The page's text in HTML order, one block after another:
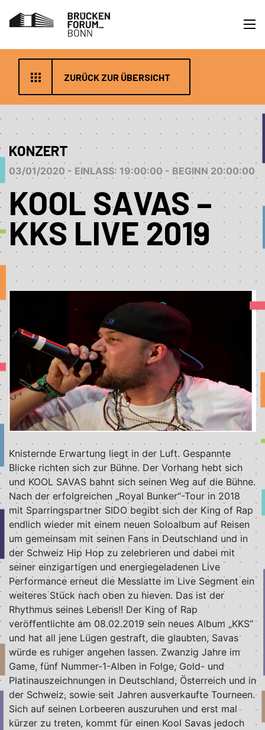
ZURÜCK ZUR ÜBERSICHT
KONZERT
03/01/2020 - EINLASS: 19:00:00 - BEGINN 20:00:00
KOOL SAVAS –
KKS LIVE 2019
Knisternde Erwartung liegt in der Luft. Gespannte
Blicke richten sich zur Bühne. Der Vorhang hebt sich
und KOOL SAVAS bahnt sich seinen Weg auf die Bühne.
Nach der erfolgreichen „Royal Bunker“-Tour in 2018
mit Sparringspartner SIDO begibt sich der King of Rap
endlich wieder mit einem neuen Soloalbum auf Reisen
um gemeinsam mit seinen Fans in Deutschland und in
der Schweiz Hip Hop zu zelebrieren und dabei mit
seiner einzigartigen und energiegeladenen Live
Performance erneut die Messlatte im Live Segment ein
weiteres Stück nach oben zu hieven. Das ist der
Rhythmus seines Lebens!! Der King of Rap
veröffentlichte am 08.02.2019 sein neues Album „KKS“
und hat all jene Lügen gestraft, die glaubten, Savas
würde es ruhiger angehen lassen. Zwanzig Jahre im
Game, fünf Nummer-1-Alben in Folge, Gold- und
Platinauszeichnungen in Deutschland, Österreich und in
der Schweiz, sowie seit Jahren ausverkaufte Tourneen.
Sich auf seinen Lorbeeren auszuruhen und erst mal
kürzer zu treten, kommt für einen Kool Savas jedoch